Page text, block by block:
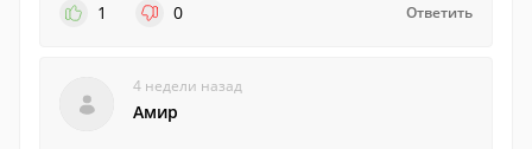
1
0 Ответить
4 недели назад
Амир